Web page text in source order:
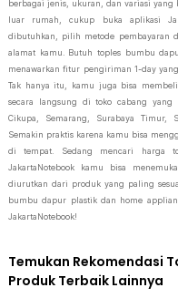
berbagai jenis, ukuran, dan variasi
luar rumah, cukup buka aplikasi
dibutuhkan, pilih metode pembayaran
alamat kamu. Butuh toples bumbu
menawarkan fitur pengiriman 1-day
Tak hanya itu, kamu juga bisa
secara langsung di toko cabang yang
Cikupa, Semarang, Surabaya Timur,
Semakin praktis karena kamu bisa
di tempat. Sedang mencari harga
JakartaNotebook kamu bisa
diurutkan dari produk yang paling
bumbu dapur plastik dan home
JakartaNotebook!
Temukan Rekomendasi
Produk Terbaik Lainnya